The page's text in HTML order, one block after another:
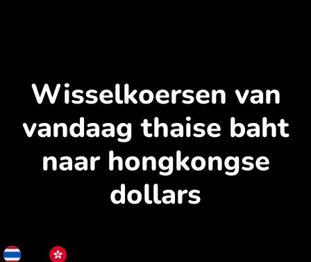
Wisselkoersen van
vandaag thaise baht
naar hongkongse
dollars
THB